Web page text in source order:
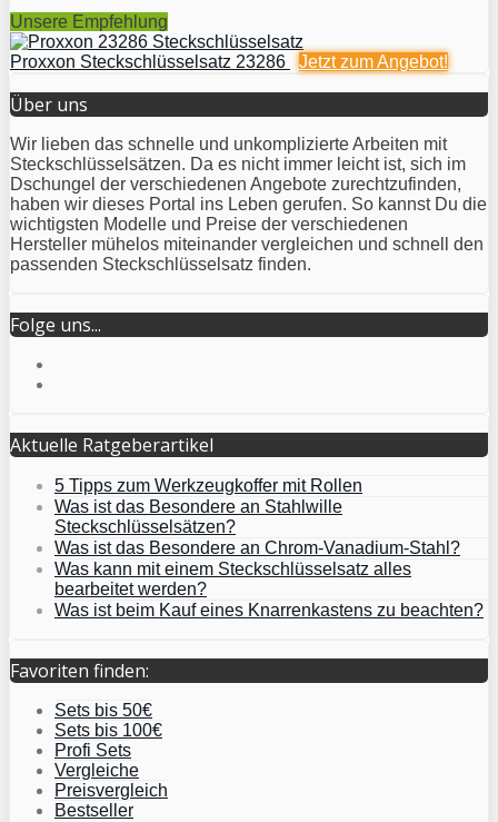
Unsere Empfehlung
Proxxon Steckschlüsselsatz 23286 Jetzt zumAngebot!
Über uns
Wir lieben das schnelle und unkomplizierte Arbeiten mit
Steckschlüsselsätzen. Da es nicht immer leicht ist, sich im
Dschungel der verschiedenen Angebote zurechtzufinden,
haben wir dieses Portal ins Leben gerufen. So kannst Du die
wichtigsten Modelle und Preise der verschiedenen
Hersteller mühelos miteinander vergleichen und schnell den
passenden Steckschlüsselsatz finden.
Folge uns...
Aktuelle Ratgeberartikel
5 Tipps zum Werkzeugkoffer mit Rollen
Was ist das Besondere an Stahlwille
Steckschlüsselsätzen?
Was ist das Besondere an Chrom-Vanadium-Stahl?
Was kann mit einem Steckschlüsselsatz alles
bearbeitet werden?
Was ist beim Kauf eines Knarrenkastens zu beachten?
Favoriten finden:
Sets bis 50€
Sets bis 100€
Profi Sets
Vergleiche
Preisvergleich
Bestseller